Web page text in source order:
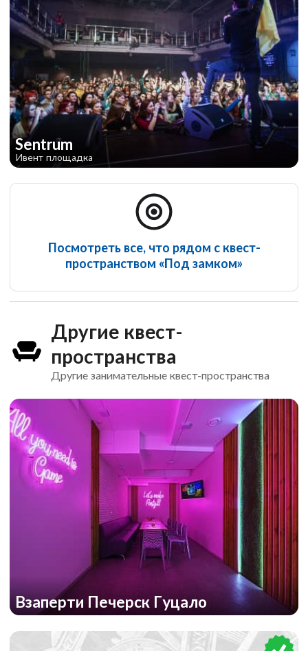
Sentrum
Ивент площадка
Посмотреть все, что рядом с квест-
пространством «Под замком»
Другие квест-
пространства
Другие занимательные квест-пространства
Взаперти Печерск Гуцало